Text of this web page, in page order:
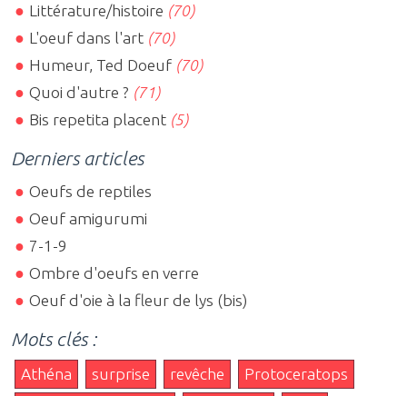
Littérature/histoire (70)
L'oeuf dans l'art (70)
Humeur, Ted Doeuf (70)
Quoi d'autre ? (71)
Bis repetita placent (5)
Derniers articles
Oeufs de reptiles
Oeuf amigurumi
7-1-9
Ombre d'oeufs en verre
Oeuf d'oie à la fleur de lys (bis)
Mots clés :
Athéna surprise revêche
Protoceratops